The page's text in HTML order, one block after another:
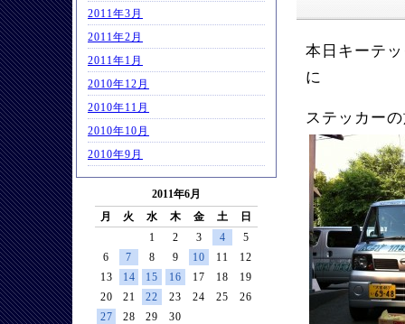
2011年3月
2011年2月
2011年1月
2010年12月
2010年11月
2010年10月
2010年9月
2011年6月
月
火 水 木 金 土 日
1 2 3 4
5
6
7 8 9 10 11
12
13
14 15 16 17 18
19
20
21 22 23 24 25
26
27
28 29 30
本日キーテ
に
ステッカー